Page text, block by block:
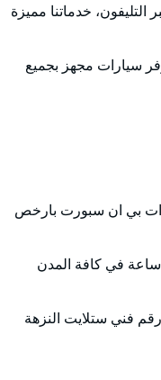
خدماتنا مميزة
سيارات مجهز بجميع
بي ان سبورت بارخص
الاستفادة من كافة العروض والخدمات التي تقدمها الشركة،خدماتنا متاحة على مدار 24 ساعة في كافة المدن
فني ستلايت النزهة